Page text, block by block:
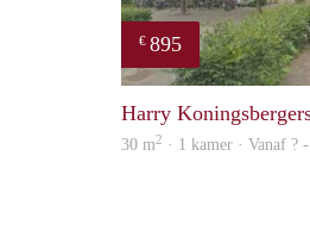
€ 895
Harry
30 m2 · 1 kamer · Vanaf ?